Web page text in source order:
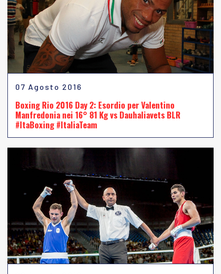
07 Agosto 2016
Boxing Rio 2016 Day 2: Esordio per Valentino
Manfredonia nei 16° 81 Kg vs Dauhaliavets BLR
#ItaBoxing #ItaliaTeam